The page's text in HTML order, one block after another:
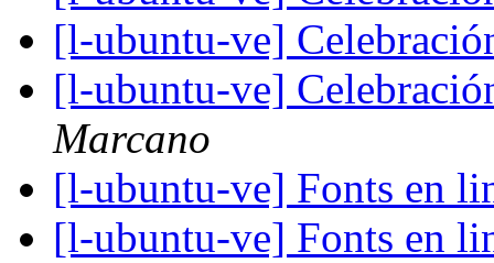
[l-ubuntu-ve]
[l-ubuntu-ve]
Marcano
[l-ubuntu-ve] Fonts en
[l-ubuntu-ve] Fonts en